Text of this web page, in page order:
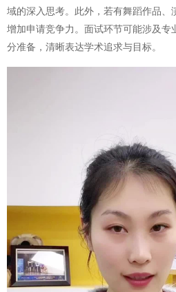
域的深入思考。此外，若有舞蹈作品、
增加申请竞争力。面试环节可能涉及专
分准备，清晰表达学术追求与目标。